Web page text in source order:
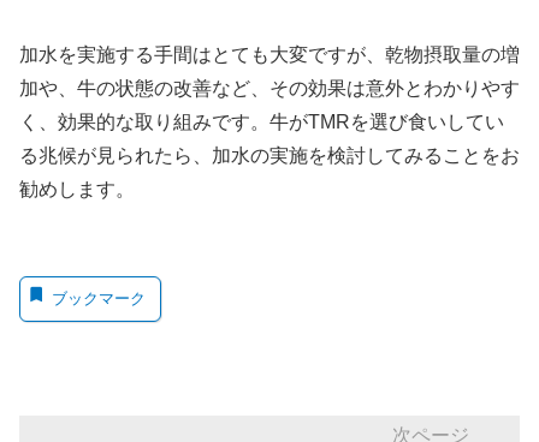
加水を実施する手間はとても大変ですが、乾物摂取量の増
加や、牛の状態の改善など、その効果は意外とわかりやす
く、効果的な取り組みです。牛がTMRを選び食いしてい
る兆候が見られたら、加水の実施を検討してみることをお
勧めします。
ブックマーク